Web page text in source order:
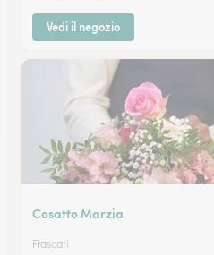
Vedi il negozio
Cosatto Marzia
Frascati